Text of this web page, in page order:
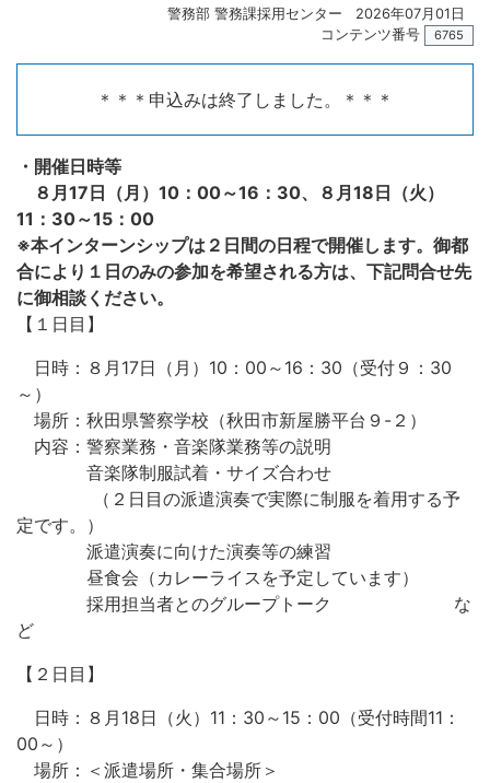
警務部 警務課採用センター
2026年07月01日
コンテンツ番号
6765
＊＊＊申込みは終了しました。＊＊＊
・開催日時等
８月17日（月）10：00～16：30、８月18日（火）
11：30～15：00
※本インターンシップは２日間の日程で開催します。御都
合により１日のみの参加を希望される方は、下記問合せ先
に御相談ください。
【１日目】
日時：８月17日（月）10：00～16：30（受付９：30
～）
場所：秋田県警察学校（秋田市新屋勝平台９-２）
内容：警察業務・音楽隊業務等の説明
音楽隊制服試着・サイズ合わせ
（２日目の派遣演奏で実際に制服を着用する予
定です。）
派遣演奏に向けた演奏等の練習
昼食会（カレーライスを予定しています）
採用担当者とのグループトーク な
ど
【２日目】
日時：８月18日（火）11：30～15：00（受付時間11：
00～）
場所：＜派遣場所・集合場所＞